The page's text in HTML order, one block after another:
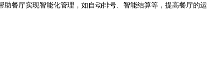
餐厅实现智能化管理，如自动排号、智能结算等，提高餐厅的运